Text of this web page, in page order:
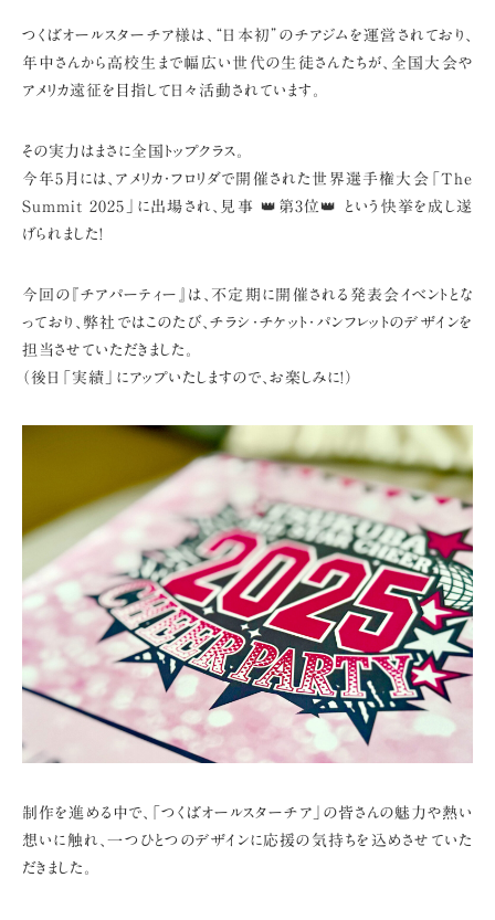
つくばオールスターチア様は、“日本初”のチアジムを運営されており、
年中さんから高校生まで幅広い世代の生徒さんたちが、 全国大会や
アメリカ遠征を目指して日々活動されています。
その実力はまさに全国トップクラス。
今年5月には、アメリカ・フロリダで開催された世界選手権大会「The
Summit 2025」に出場され、 見事 👑第3位👑 という快挙を成し遂
げられました!
今回の『チアパーティー』は、不定期に開催される発表会イベントとな
っており、 弊社ではこのたび、チラシ・チケット・パンフレットのデザインを
担当させていただきました。
（後日「実績」にアップいたしますので、お楽しみに!）
制作を進める中で、「つくばオールスターチア」の皆さんの魅力や熱い
想いに触れ、一つひとつのデザインに応援の気持ちを込めさせていた
だきました。